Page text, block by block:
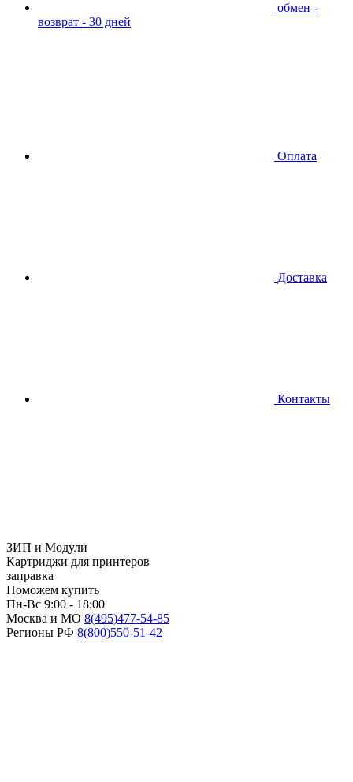
обмен -
возврат - 30 дней
Оплата
Доставка
Контакты
ЗИП и Модули
Картриджи для принтеров
заправка
Поможем купить
Пн-Вс 9:00 - 18:00
Москва и МО 8(495)477-54-85
Регионы РФ 8(800)550-51-42